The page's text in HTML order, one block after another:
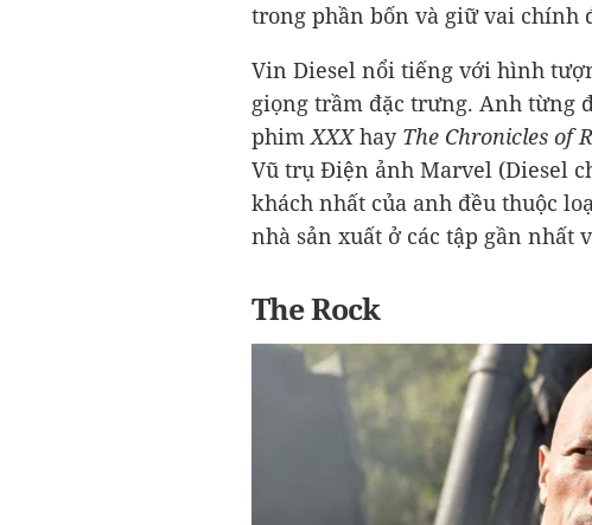
trong phần bốn và giữ vai chính
Vin Diesel nổi tiếng với hình
giọng trầm đặc trưng. Anh từng
phimXXXhay The Chronicles of
Vũ trụ Điện ảnh Marvel (Diesel
khách nhất của anh đều thuộc
nhà sản xuất ở các tập gần nhất
The Rock